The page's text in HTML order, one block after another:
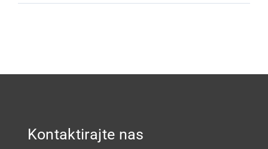
Kontaktirajte nas